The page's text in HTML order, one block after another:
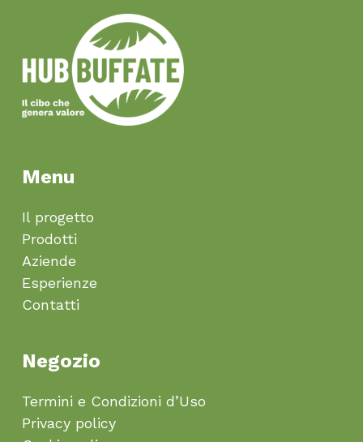
Menu
Il progetto
Prodotti
Aziende
Esperienze
Contatti
Negozio
Termini e Condizioni d’Uso
Privacy policy